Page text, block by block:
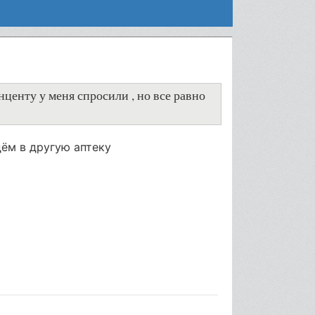
у меня спросили , но все равно
в другую аптеку